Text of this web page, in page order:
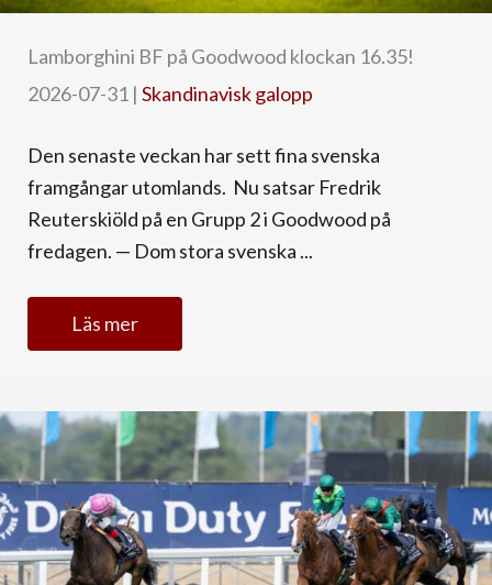
Lamborghini BF på Goodwood klockan 16.35!
2026-07-31 | Skandinavisk galopp
Den senaste veckan har sett fina svenska
framgångar utomlands. Nu satsar Fredrik
Reuterskiöld på en Grupp 2 i Goodwood på
fredagen. — Dom stora svenska ...
Läs mer